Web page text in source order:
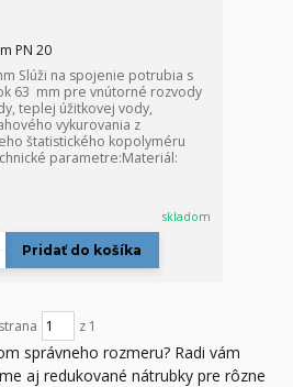
PN 20
Slúži na spojenie potrubia s
63 mm pre vnútorné rozvody
teplej úžitkovej vody,
vykurovania z
štatistického kopolyméru
parametre:Materiál:
skladom
Pridať do košíka
strana z 1
správneho rozmeru? Radi vám
aj redukované nátrubky pre rôzne